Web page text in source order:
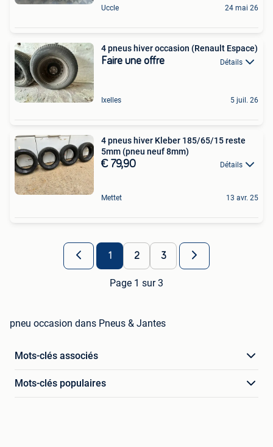
Uccle 24 mai 26
4 pneus hiver occasion (Renault Espace)
Faire une offre Détails
Ixelles 5 juil. 26
4 pneus hiver Kleber 185/65/15 reste
5mm (pneu neuf 8mm)
€ 79,90 Détails
Mettet 13 avr. 25
1 2 3
Page 1 sur 3
pneu occasion dans Pneus & Jantes
Mots-clés associés
Mots-clés populaires